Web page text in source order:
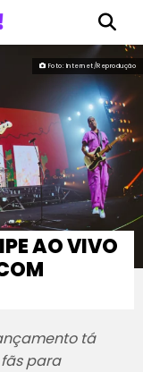
Foto: Internet/Reprodução
AO VIVO
tá
fãs para